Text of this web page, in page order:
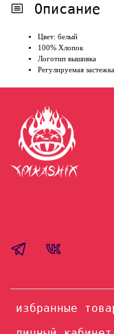
Описание
Цвет: белый
100% Хлопок
Логотип вышивка
Регулируемая
избранные